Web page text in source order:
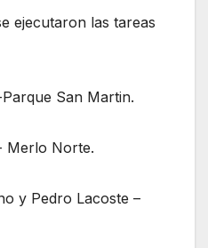
ejecutaron las tareas
San Martin.
Merlo Norte.
y Pedro Lacoste –